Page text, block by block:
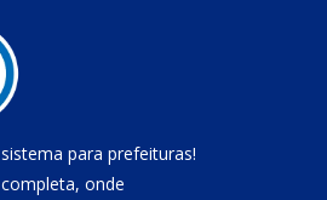
sistema para prefeituras!
completa, onde